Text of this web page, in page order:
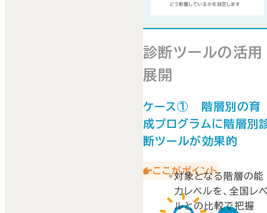
診断ツールの活用
展開
ケース① 階層別の育
成プログラムに階層別
断ツールが効果的
ここがポイント
対象となる階層の能
力レベルを、全国レ
ルとの比較で把握